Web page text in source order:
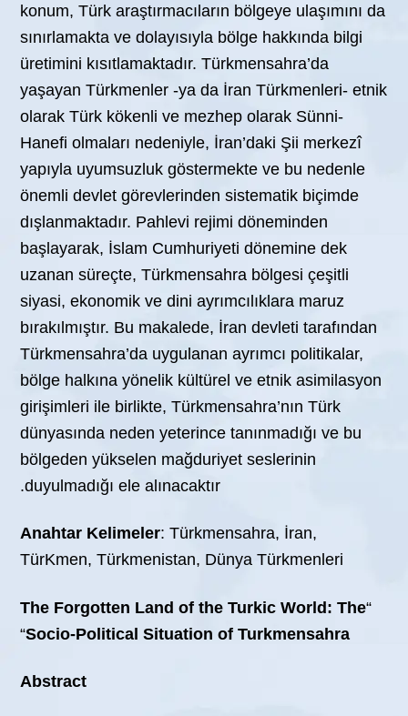
konum, Türk araştırmacıların bölgeye ulaşımını da
sınırlamakta ve dolayısıyla bölge hakkında bilgi
üretimini kısıtlamaktadır. Türkmensahra’da
yaşayan Türkmenler -ya da İran Türkmenleri- etnik
olarak Türk kökenli ve mezhep olarak Sünni-
Hanefi olmaları nedeniyle, İran’daki Şii merkezî
yapıyla uyumsuzluk göstermekte ve bu nedenle
önemli devlet görevlerinden sistematik biçimde
dışlanmaktadır. Pahlevi rejimi döneminden
başlayarak, İslam Cumhuriyeti dönemine dek
uzanan süreçte, Türkmensahra bölgesi çeşitli
siyasi, ekonomik ve dini ayrımcılıklara maruz
bırakılmıştır. Bu makalede, İran devleti tarafından
Türkmensahra’da uygulanan ayrımcı politikalar,
bölge halkına yönelik kültürel ve etnik asimilasyon
girişimleri ile birlikte, Türkmensahra’nın Türk
dünyasında neden yeterince tanınmadığı ve bu
bölgeden yükselen mağduriyet seslerinin
duyulmadığı ele alınacaktır.
Anahtar Kel imeler: Türkmensahra, İran,
TürKmen, Türkmenistan, Dünya Türkmenleri
“
The Forgotten Land of the Turkic World: The
Socio-Political Situation of Turkmensahra
“
Abstract